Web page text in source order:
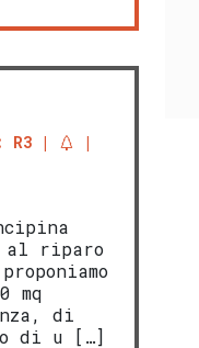
R3
al riparo
mq
di
di u […]